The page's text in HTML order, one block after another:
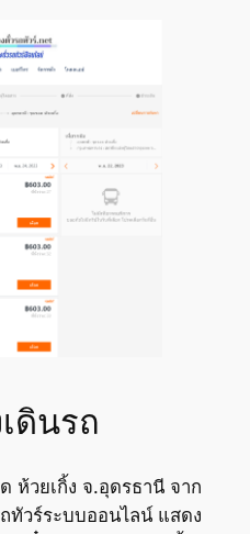
ดินรถ
ห้วยเกิ้ง จ.อุดรธานี จาก
ทัวร์ระบบออนไลน์ แสดง